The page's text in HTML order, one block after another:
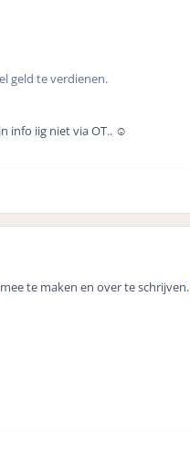
geld te verdienen.
info iig niet via OT.. ☺️
te maken en over te schrijven.